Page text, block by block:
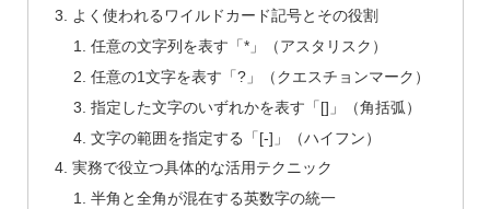
よく使われるワイルドカード記号とその役割
任意の文字列を表す「*」（アスタリスク）
任意の1文字を表す「?」（クエスチョンマーク）
指定した文字のいずれかを表す「[]」（角括弧）
文字の範囲を指定する「[-]」（ハイフン）
実務で役立つ具体的な活用テクニック
半角と全角が混在する英数字の統一